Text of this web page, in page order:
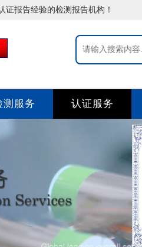
证报告经验的检测报告机构！
测服务 认证服务